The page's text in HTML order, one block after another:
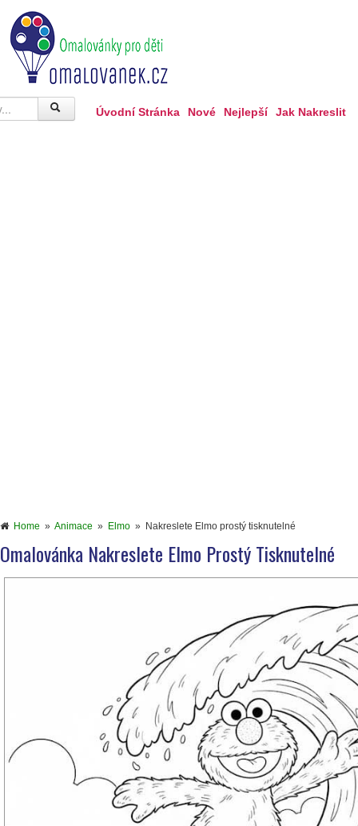
Úvodní Stránka Nové Nejlepší Jak Nakreslit
Home » Animace » Elmo » Nakreslete Elmo prostý tisknutelné
Omalovánka Nakreslete Elmo Prostý Tisknutelné